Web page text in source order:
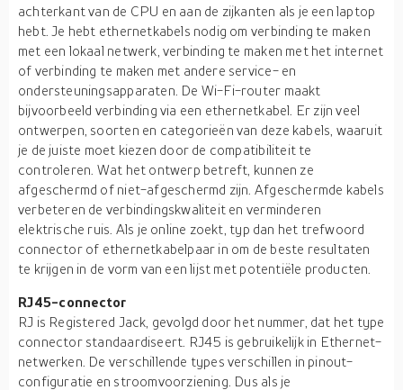
achterkant van de CPU en aan de zijkanten als je een laptop
hebt. Je hebt ethernetkabels nodig om verbinding te maken
met een lokaal netwerk, verbinding te maken met het internet
of verbinding te maken met andere service- en
ondersteuningsapparaten. De Wi-Fi-router maakt
bijvoorbeeld verbinding via een ethernetkabel. Er zijn veel
ontwerpen, soorten en categorieën van deze kabels, waaruit
je de juiste moet kiezen door de compatibiliteit te
controleren. Wat het ontwerp betreft, kunnen ze
afgeschermd of niet-afgeschermd zijn. Afgeschermde kabels
verbeteren de verbindingskwaliteit en verminderen
elektrische ruis. Als je online zoekt, typ dan het trefwoord
connector of ethernetkabelpaar in om de beste resultaten
te krijgen in de vorm van een lijst met potentiële producten.
RJ45-connector
RJ is Registered Jack, gevolgd door het nummer, dat het type
connector standaardiseert. RJ45 is gebruikelijk in Ethernet-
netwerken. De verschillende types verschillen in pinout-
configuratie en stroomvoorziening. Dus als je